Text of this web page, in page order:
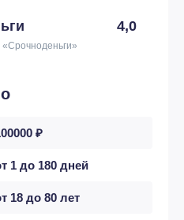
4,0
₽
1 до 180 дней
18 до 80 лет